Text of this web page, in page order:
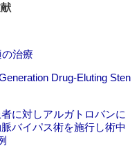
治療
Drug-Eluting Sten
に対しアルガトロバンに
バイパス術を施行し術中